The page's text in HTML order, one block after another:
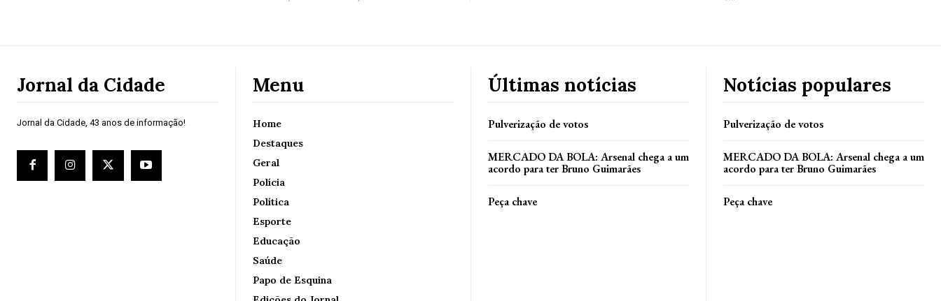
Jornal da Cidade
Jornal da Cidade, 43 anos de informação!
Menu
Home
Destaques
Geral
Polícia
Política
Esporte
Educação
Saúde
Papo de Esquina
Últimas notícias
Pulverização de votos
MERCADO DA BOLA: Arsenal chega a um
acordo para ter Bruno Guimarães
Peça chave
Notícias populares
Pulverização de votos
MERCADO DA BOLA: Arsenal chega a um
acordo para ter Bruno Guimarães
Peça chave